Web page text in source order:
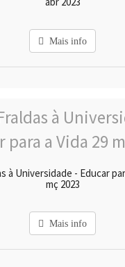
Mais info
à Universidade - Educar
mç 2023
Mais info